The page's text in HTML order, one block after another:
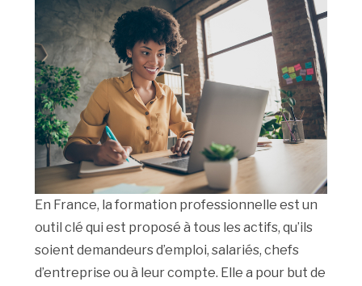
En France, la formation professionnelle est un
outil clé qui est proposé à tous les actifs, qu’ils
soient demandeurs d’emploi, salariés, chefs
d’entreprise ou à leur compte. Elle a pour but de